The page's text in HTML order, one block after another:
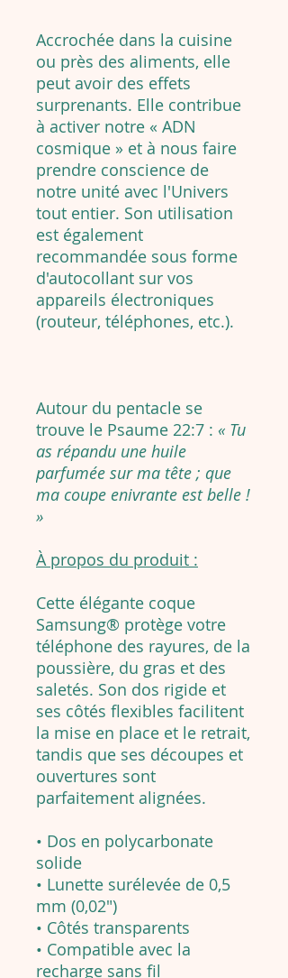
Accrochée dans la cuisine
ou près des aliments, elle
peut avoir des effets
surprenants. Elle contribue
à activer notre « ADN
cosmique » et à nous faire
prendre conscience de
notre unité avec l'Univers
tout entier. Son utilisation
est également
recommandée sous forme
d'autocollant sur vos
appareils électroniques
(routeur, téléphones, etc.).
Autour du pentacle se
trouve le Psaume 22:7 : « Tu
as répandu une huile
parfumée sur ma tête ; que
ma coupe enivrante est belle !
»
À propos du produit :
Cette élégante coque
Samsung® protège votre
téléphone des rayures, de la
poussière, du gras et des
saletés. Son dos rigide et
ses côtés flexibles facilitent
la mise en place et le retrait,
tandis que ses découpes et
ouvertures sont
parfaitement alignées.
• Dos en polycarbonate
solide
• Lunette surélevée de 0,5
mm (0,02″)
• Côtés transparents
• Compatible avec la
recharge sans fil